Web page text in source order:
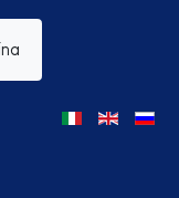
Seleziona la tua